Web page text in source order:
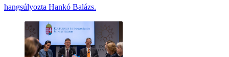
hangsúlyozta Hankó Balázs.